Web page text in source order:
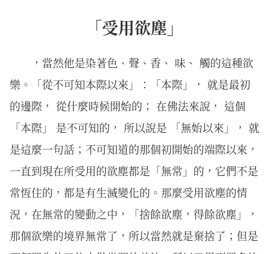
「受用欲塵」
，當然他是染著色、聲、香、 味、 觸的這種欲
樂。「從不可知本際以來」：「本際」， 就是最初
的邊際， 從什麼時候開始的； 在佛法來說， 這個
「本際」 是不可知的， 所以說是 「無始以來」， 就
是這麼一句話；不可知道的那個初開始的端際以來，
一直到現在所受用的欲塵都是「無常」的，它們不是
常恆住的，都是有生滅變化的。那麼受用欲塵的情
況，在無常的變動之中，「捨餘欲塵，得餘欲塵」，
那個欲樂的境界無常了，所以當然就是棄捨了；但是